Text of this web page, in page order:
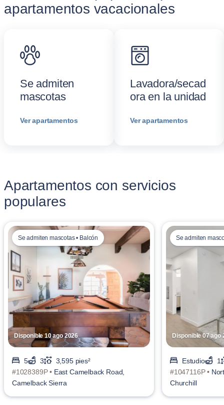
apartamentos vacacionales
Se admiten
mascotas
Ver apartamentos
Lavadora/secad
ora en la unidad
Ver apartamentos
Apartamentos con servicios
populares
Disponible 10 ago 2026
Se admiten mascotas • Balcón
5 3
3,595 pies²
#1028389P • East Camelback Road,
Camelback Sierra
Disponible 07 ago
Se admiten
Estudio
1
#1047116P •
Churchill